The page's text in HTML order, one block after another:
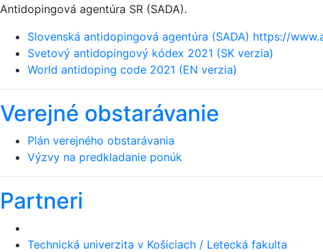
Antidopingová agentúra SR (SADA).
Slovenská antidopingová agentúra (SADA) https://
Svetový antidopingový kódex 2021 (SK verzia)
World antidoping code 2021 (EN verzia)
Verejné obstarávanie
Plán verejného obstarávania
Výzvy na predkladanie ponúk
Partneri
Technická univerzita v Košiciach / Letecká fakulta